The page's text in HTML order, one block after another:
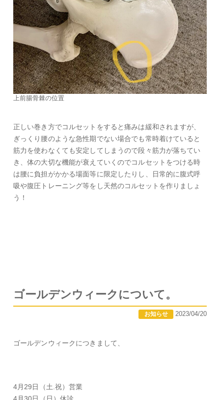
上前腸骨棘の位置
正しい巻き方でコルセットをすると痛みは緩和されますが、
ぎっくり腰のような急性期でない場合でも常時着けていると
筋力を使わなくても安定してしまうので段々筋力が落ちてい
き、体の大切な機能が衰えていくのでコルセットをつける時
は腰に負担がかかる場面等に限定したりし、日常的に腹式呼
吸や腹圧トレーニング等をし天然のコルセットを作りましょ
う！
ゴールデンウィークについて。
お知らせ 2023/04/20
ゴールデンウィークにつきまして、
4月29日（土.祝）営業